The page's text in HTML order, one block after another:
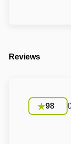
Reviews
98